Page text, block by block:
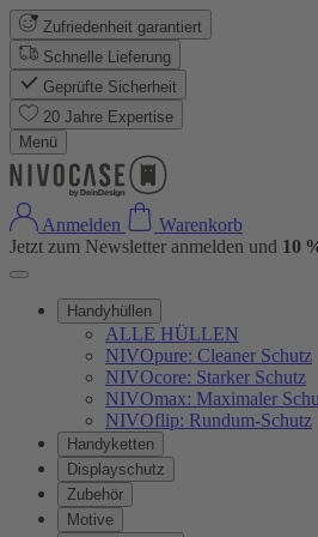
Zufriedenheit garantiert
Schnelle Lieferung
Geprüfte Sicherheit
20 Jahre Expertise
Menü
Anmelden
Warenkorb
Jetzt zum Newsletter anmelden und 10
Handyhüllen
ALLE HÜLLEN
NIVOpure: Cleaner Schutz
NIVOcore: Starker Schutz
NIVOmax: Maximaler
NIVOflip: Rundum-Schutz
Handyketten
Displayschutz
Zubehör
Motive